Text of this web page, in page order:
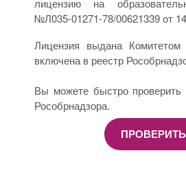
лицензию на
№Л035-01271-78/00621339 от
Лицензия выдана
включена в реестр
Вы можете быстро
Рособрнадзора.
ПРОВЕРИТЬ